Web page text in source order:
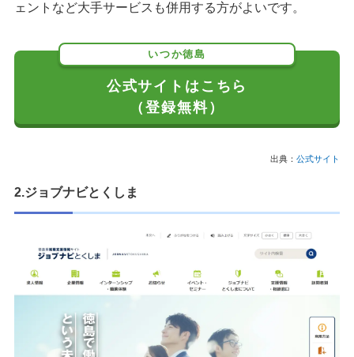
ェントなど大手サービスも併用する方がよいです。
いつか徳島
公式サイトはこちら
（登録無料）
出典： 公式サイト
2.ジョブナビとくしま